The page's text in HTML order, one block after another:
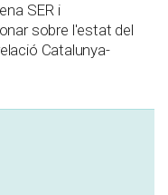
SER i
sobre l'estat del
Catalunya-